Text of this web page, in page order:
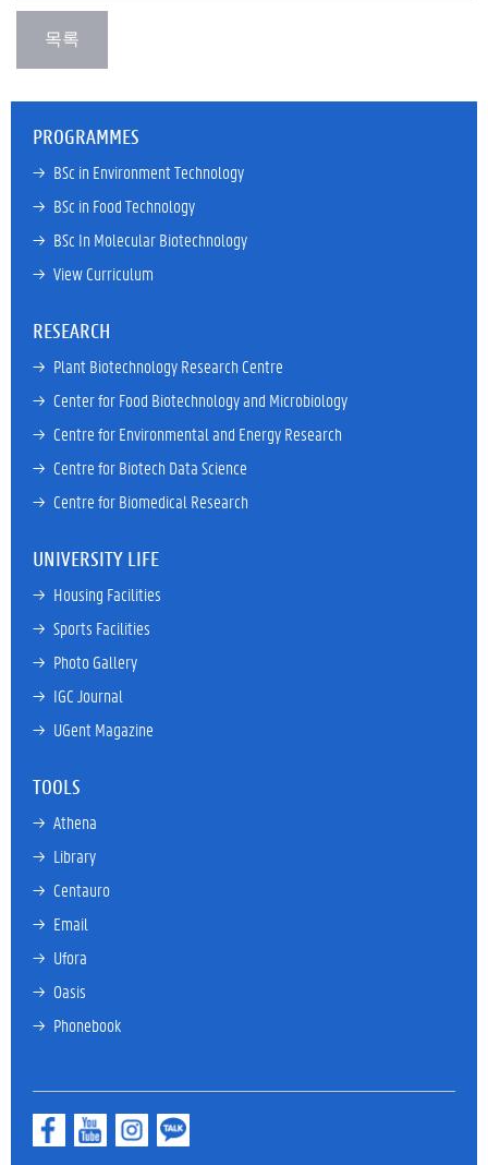
PROGRAMMES
→ BSc in Environment Technology
→ BSc in Food Technology
→ BSc In Molecular Biotechnology
→ View Curriculum
RESEARCH
→ Plant Biotechnology Research Centre
→ Center for Food Biotechnology and Microbiology
→ Centre for Environmental and Energy Research
→ Centre for Biotech Data Science
→ Centre for Biomedical Research
UNIVERSITY LIFE
→ Housing Facilities
→ Sports Facilities
→ Photo Gallery
→ IGC Journal
→ UGent Magazine
TOOLS
→ Athena
→ Library
→ Centauro
→ Email
→ Ufora
→ Oasis
→ Phonebook